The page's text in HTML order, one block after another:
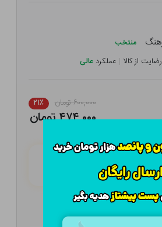
منتخب
رضایت از کالا | عملکرد عالی
۶۰۰,۰۰۰ تومان ۲۱٪
۴۷۴,۰۰۰ تومان
با تــرب‌پــی: ۱۱۸,۵۰۰ تومان